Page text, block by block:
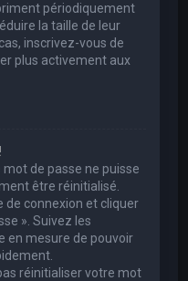
périodiquement
la taille de leur
inscrivez-vous de
plus activement aux
mot de passe ne puisse
être réinitialisé.
de connexion et cliquer
». Suivez les
en mesure de pouvoir
réinitialiser votre mot